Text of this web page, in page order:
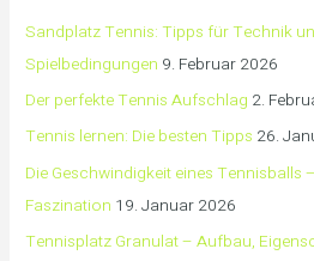
Sandplatz Tennis: Tipps für Technik
Spielbedingungen 9. Februar 2026
Der perfekte Tennis Aufschlag 2.
Tennis lernen: Die besten Tipps 26.
Die Geschwindigkeit eines Tennisballs
Faszination 19. Januar 2026
Tennisplatz Granulat – Aufbau,